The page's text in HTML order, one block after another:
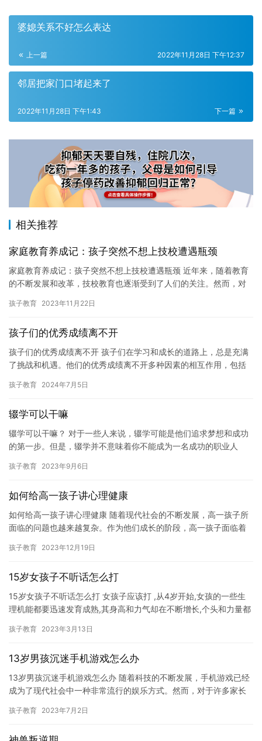
婆媳关系不好怎么表达
上一篇 2022年11月28日 下午12:37
邻居把家门口堵起来了
下一篇
2022年11月28日 下午1:43
相关推荐
家庭教育养成记：孩子突然不想上技校遭遇瓶颈
家庭教育养成记：孩子突然不想上技校遭遇瓶颈 近年来，随着教育
的不断发展和改革，技校教育也逐渐受到了人们的关注。然而，对
的专…
孩子教育 2023年11月22日
孩子们的优秀成绩离不开
孩子们的优秀成绩离不开 孩子们在学习和成长的道路上，总是充满
了挑战和机遇。他们的优秀成绩离不开多种因素的相互作用，包括
时间…
孩子教育 2024年7月5日
辍学可以干嘛
辍学可以干嘛？ 对于一些人来说，辍学可能是他们追求梦想和成功
的第一步。但是，辍学并不意味着你不能成为一名成功的职业人
可以帮…
孩子教育 2023年9月6日
如何给高一孩子讲心理健康
如何给高一孩子讲心理健康 随着现代社会的不断发展，高一孩子所
面临的问题也越来越复杂。作为他们成长的阶段，高一孩子面临着
问题…
孩子教育 2023年12月19日
15岁女孩子不听话怎么打
15岁女孩子不听话怎么打 女孩子应该打 ,从4岁开始,女孩的一些生
理机能都要迅速发育成熟,其身高和力气却在不断增长,个头和力量都
孩子教育 2023年3月13日
13岁男孩沉迷手机游戏怎么办
13岁男孩沉迷手机游戏怎么办 随着科技的不断发展，手机游戏已经
成为了现代社会中一种非常流行的娱乐方式。然而，对于许多家长
学…
孩子教育 2023年7月2日